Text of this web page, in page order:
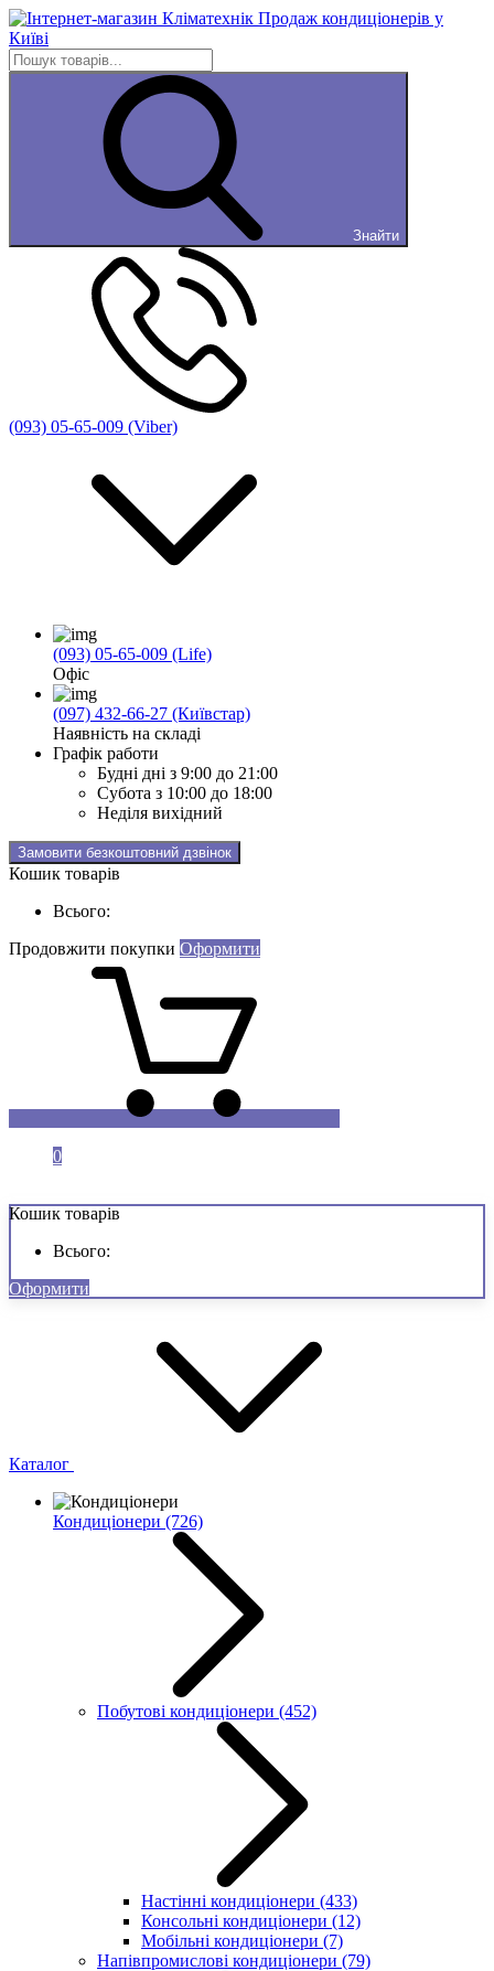
Знайти
(093) 05-65-009 (Viber)
(093) 05-65-009 (Life)
Офіс
(097) 432-66-27 (Київстар)
Наявність на складі
Графік работи
Будні дні з 9:00 до 21:00
Субота з 10:00 до 18:00
Неділя вихідний
Замовити безкоштовний дзвінок
Кошик товарів
Всього:
Продовжити покупки Оформити
0
Кошик товарів
Всього:
Оформити
Каталог
Кондиціонери (726)
Побутові кондиціонери (452)
Настінні кондиціонери (433)
Консольні кондиціонери (12)
Мобільні кондиціонери (7)
Напівпромислові кондиціонери (79)